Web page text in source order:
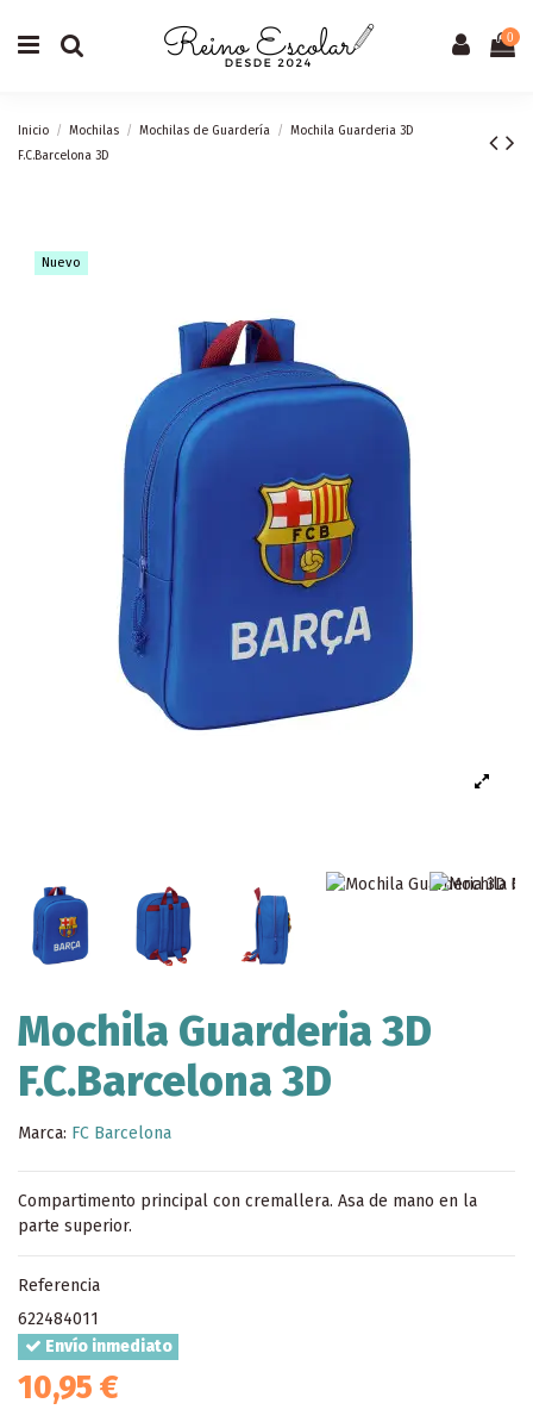
0
Inicio Mochilas Mochilas de Guardería
Mochila Guarderia 3D
F.C.Barcelona 3D
Nuevo
Mochila Guarderia 3D
F.C.Barcelona 3D
Marca: FC Barcelona
Compartimento principal con cremallera. Asa de mano en la
parte superior.
Referencia
622484011
Envío inmediato
10,95 €